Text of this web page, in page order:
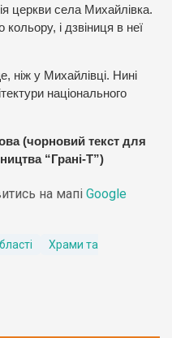
церкви села Михайлівка.
і дзвіниця в неї
ніж у Михайлівці. Нині
національного
(чорновий текст для
“Грані-Т”)
на мапі Google
Храми та